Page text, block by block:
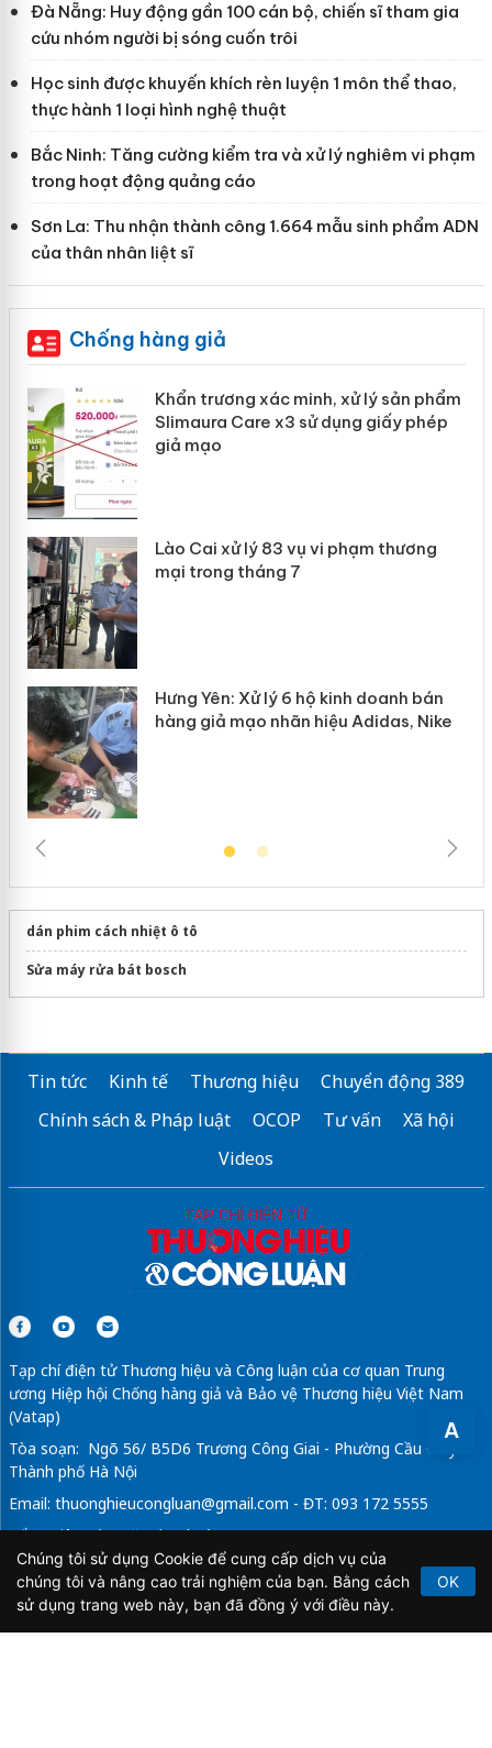
A
Đà Nẵng: Huy động gần 100 cán bộ, chiến sĩ tham gia
cứu nhóm người bị sóng cuốn trôi
Học sinh được khuyến khích rèn luyện 1 môn thể thao,
thực hành 1 loại hình nghệ thuật
Bắc Ninh: Tăng cường kiểm tra và xử lý nghiêm vi phạm
trong hoạt động quảng cáo
Sơn La: Thu nhận thành công 1.664 mẫu sinh phẩm ADN
của thân nhân liệt sĩ
Chống hàng giả
Khẩn trương xác minh, xử lý sản phẩm
Slimaura Care x3 sử dụng giấy phép
giả mạo
Lào Cai xử lý 83 vụ vi phạm thương
mại trong tháng 7
Hưng Yên: Xử lý 6 hộ kinh doanh bán
hàng giả mạo nhãn hiệu Adidas, Nike
dán phim cách nhiệt ô tô
Sửa máy rửa bát bosch
Tin tức Kinh tế Thương hiệu
Chuyển động 389
Chính sách & Pháp luật
OCOP Tư vấn
Xã hội
Videos
Tạp chí điện tử Thương hiệu và Công luận của cơ quan Trung
ương Hiệp hội Chống hàng giả và Bảo vệ Thương hiệu Việt Nam
(Vatap)
Tòa soạn: Ngõ 56/ B5D6 Trương Công Giai - Phường Cầu Giấy -
Thành phố Hà Nội
Email: thuonghieucongluan@gmail.com - ĐT: 093 172 5555
Tổng Biên Tập: Vũ Đức Thuận
Giấy phép hoạt động báo chí điện tử số 64/GP-BTTTT do Bộ
Thông tin và Truyền thông cấp ngày 21/2/2020.
Chúng tôi sử dụng Cookie để cung cấp dịch vụ của
chúng tôi và nâng cao trải nghiệm của bạn. Bằng cách
sử dụng trang web này, bạn đã đồng ý với điều này.
OK